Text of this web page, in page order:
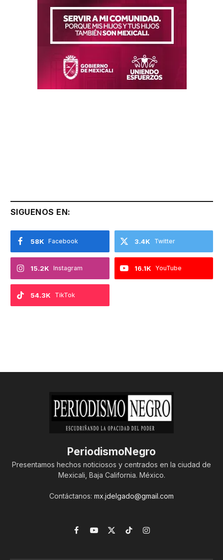
SIGUENOS EN:
Facebook
58K Twitter
3.4K
Instagram
15.2K YouTube
16.1K
TikTok
54.3K
PeriodismoNegro
Presentamos hechos noticiosos y centrados en la ciudad de
Mexicali, Baja California. México.
Contáctanos: mx.jdelgado@gmail.com
Facebook
YouTube
X
TikTokInstagram